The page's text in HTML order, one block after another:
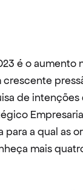
é o aumento
de
a qual as
mais